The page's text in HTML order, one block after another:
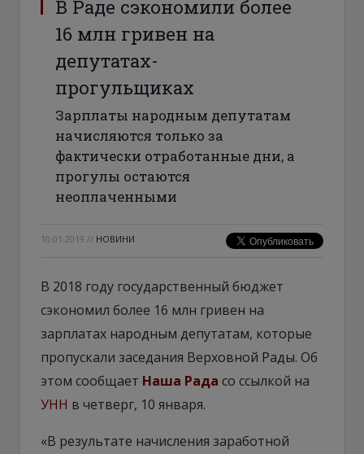
В Раде сэкономили более
16 млн гривен на
депутатах-
прогульщиках
Зарплаты народным депутатам
начисляются только за
фактически отработанные дни, а
прогулы остаются
неоплаченными
10.01.2019 // НОВИНИ
В 2018 году государственный бюджет
сэкономил более 16 млн гривен на
зарплатах народным депутатам, которые
пропускали заседания Верховной Рады. Об
этом сообщает Наша Рада со ссылкой на
УНН в четверг, 10 января.
«В результате начисления заработной